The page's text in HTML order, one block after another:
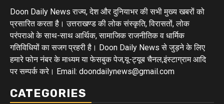
Doon Daily News राज्य, देश और दुनियाभर की सभी मुख्य खबरों को
प्रसारित करता है। उत्तराखण्ड की लोक संस्कृति, विरासतों, लोक
परंपराओ के साथ-साथ आर्थिक, सामाजिक राजनीतिक व धार्मिक
गतिविधियों का सजग प्रहरी है। Doon Daily News से जुड़ने के लिए
हमारे फोन नंबर के माध्यम या फेसबुक पेज,यू-ट्यूब चैनल,इंस्टाग्राम आदि
पर सम्पर्क करे। Email: doondailynews@gmail.com
CATEGORIES